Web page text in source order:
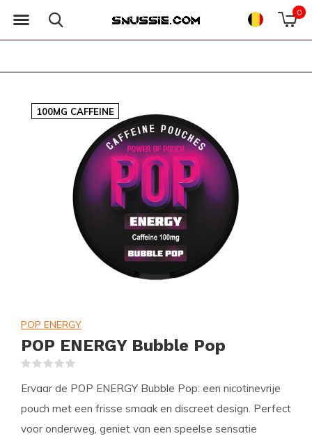
0
100MG CAFFEINE
POP ENERGY
POP ENERGY Bubble Pop
Ervaar de POP ENERGY Bubble Pop: een nicotinevrije
pouch met een frisse smaak en discreet design. Perfect
voor onderweg, geniet van een speelse sensatie